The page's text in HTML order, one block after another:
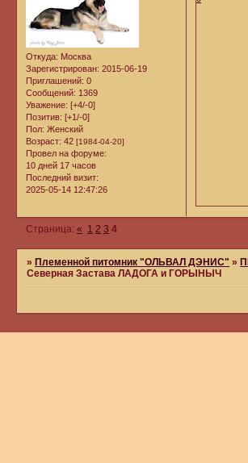
Откуда: Москва
Зарегистрирован: 2015-06-19
Приглашений: 0
Сообщений: 1369
Уважение: [+4/-0]
Позитив: [+1/-0]
Пол: Женский
Возраст: 42 [1984-04-20]
Провел на форуме:
10 дней 17 часов
Последний визит:
2025-05-14 12:47:26
Страница:« 1 2 3 4
» Племенной питомник "ОЛЬВАЛ ДЭНИС" »
Северная Застава ЛАДОГА и ГОРЫНЫЧ